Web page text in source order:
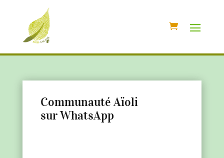
Communauté Aïoli
sur WhatsApp